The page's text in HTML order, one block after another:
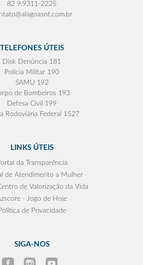
82 9.9311-2225
TELEFONES ÚTEIS
Disk Denúncia 181
Polícia Militar 190
SAMU 192
de Bombeiros 193
Defesa Civil 199
Rodoviária Federal 1527
LINKS ÚTEIS
da Transparência
de Atendimento a Mulher
de Valorização da Vida
- Jogo de Hoje
de Privacidade
SIGA-NOS